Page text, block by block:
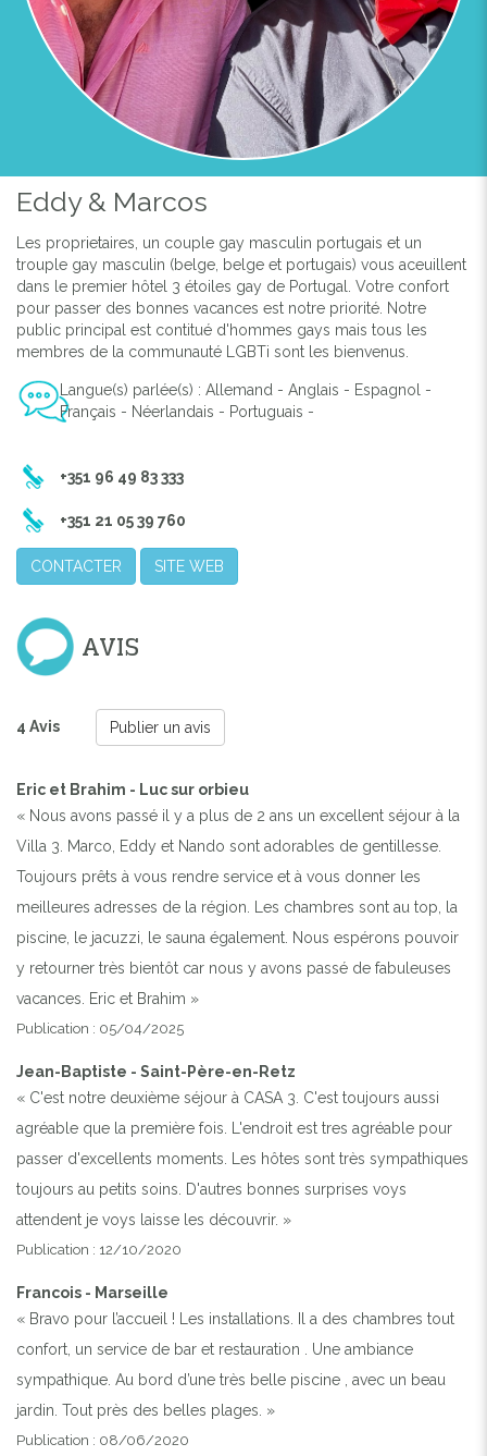
LA PISCINE
Previous
Eddy & Marcos
Les proprietaires, un couple gay masculin portugais et un
trouple gay masculin (belge, belge et portugais) vous aceuillent
dans le premier hôtel 3 étoiles gay de Portugal. Votre confort
pour passer des bonnes vacances est notre priorité. Notre
public principal est contitué d'hommes gays mais tous les
membres de la communauté LGBTi sont les bienvenus.
Langue(s) parlée(s) : Allemand - Anglais - Espagnol -
Français - Néerlandais - Portuguais -
+351 96 49 83 333
+351 21 05 39 760‬
CONTACTER SITE WEB
AVIS
4 Avis Publier un avis
Eric et Brahim - Luc sur orbieu
« Nous avons passé il y a plus de 2 ans un excellent séjour à la
Villa 3. Marco, Eddy et Nando sont adorables de gentillesse.
Toujours prêts à vous rendre service et à vous donner les
meilleures adresses de la région. Les chambres sont au top, la
piscine, le jacuzzi, le sauna également. Nous espérons pouvoir
y retourner très bientôt car nous y avons passé de fabuleuses
vacances. Eric et Brahim »
Publication : 05/04/2025
Jean-Baptiste - Saint-Père-en-Retz
« C'est notre deuxième séjour à CASA 3. C'est toujours aussi
agréable que la première fois. L'endroit est tres agréable pour
passer d'excellents moments. Les hôtes sont très sympathiques
toujours au petits soins. D'autres bonnes surprises voys
attendent je voys laisse les découvrir. »
Publication : 12/10/2020
Francois - Marseille
« Bravo pour l’accueil ! Les installations. Il a des chambres tout
confort, un service de bar et restauration . Une ambiance
sympathique. Au bord d’une très belle piscine , avec un beau
jardin. Tout près des belles plages. »
Publication : 08/06/2020